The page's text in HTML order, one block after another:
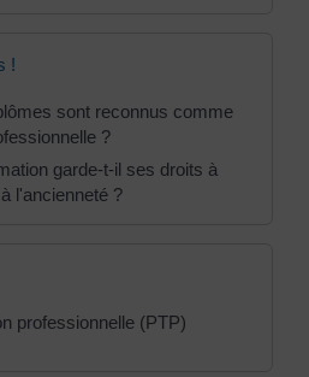
!
sont reconnus comme
?
garde-t-il ses droits à
l'ancienneté ?
professionnelle (PTP)